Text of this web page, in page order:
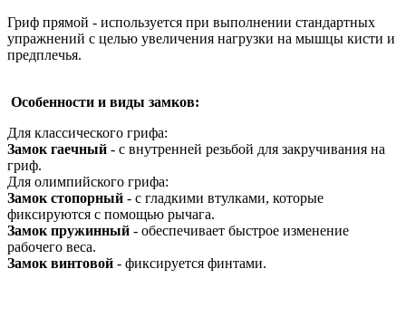
Гриф прямой - используется при выполнении стандартных
упражнений с целью увеличения нагрузки на мышцы кисти и
предплечья.
Особенности и виды замков:
Для классического грифа:
Замок гаечный - с внутренней резьбой для закручивания на
гриф.
Для олимпийского грифа:
Замок стопорный - с гладкими втулками, которые
фиксируются с помощью рычага.
Замок пружинный - обеспечивает быстрое изменение
рабочего веса.
Замок винтовой - фиксируется финтами.